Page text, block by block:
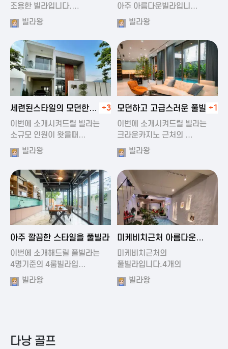
조용한 빌라입니다.…
빌라왕
아주 아름다운빌라입니…
빌라왕
2024-11-19 01:22
세련된스타일의 모던한
풀빌라
+3
이번에 소개시켜드릴 빌라는
소규모 인원이 왓을때…
빌라왕
2024-11-20 00:20
모던하고 고급스러운 풀빌라+1
이번에 소개시켜드릴 빌라는
크라운카지노 근처의 …
빌라왕
2024-11-19 01:01
아주 깔끔한 스타일을 풀빌라
이번에 소개해드릴 풀빌라는
4명기준의 4룸빌라입…
빌라왕
2024-11-16 15:32
미케비치근처 아름다운
풀빌라
미케비치근처의
풀빌라입니다.4개의
아름다운방과…
빌라왕
다낭 골프